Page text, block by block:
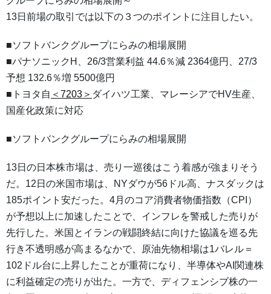
13日前場の取引では以下の３つのポイントに注目したい。
■ソフトバンクグループにらみの相場展開
■パナソニックH、26/3営業利益 44.6％減 2364億円、27/3
予想 132.6％増 5500億円
■トヨタ自 ＜7203＞ ダイハツ工業、マレーシアでHV生産、
国産化政策に対応
■ソフトバンクグループにらみの相場展開
13日の日本株市場は、売り一巡後はこう着感が強まりそう
だ。12日の米国市場は、NYダウが56ドル高、ナスダックは
185ポイント安だった。4月のコア消費者物価指数（CPI）
が予想以上に加速したことで、インフレを警戒した売りが
先行した。米国とイランの戦闘終結に向けた協議を巡る先
行き不透明感が高まるなかで、原油先物相場は1バレル＝
102ドル台に上昇したことが重荷になり、半導体やAI関連株
に利益確定の売りが出た。一方で、ディフェンシブ株の一